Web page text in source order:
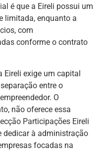
é que a Eireli possui um
limitada, enquanto a
com
conforme o contrato
Eireli exige um capital
entre o
O
não oferece essa
Participações Eireli
dedicar à administração
focadas na